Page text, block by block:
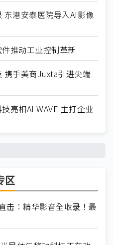
东港安泰医院导入AI影像
推动工业控制革新
携手美商Juxta引进尖端
亮相AI WAVE 主打企业
区
击：精华影音全收录！最